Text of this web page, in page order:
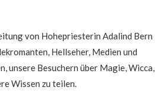
von Hohepriesterin Adalind Bern
Hellseher, Medien und
unsere Besuchern über Magie, Wicca,
Wissen zu teilen.